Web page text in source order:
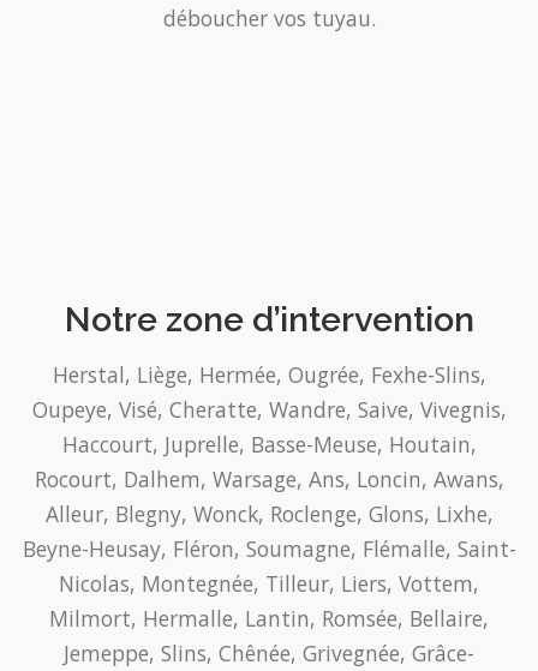
déboucher vos tuyau.
Notre zone d’intervention
Herstal, Liège, Hermée, Ougrée, Fexhe-Slins,
Oupeye, Visé, Cheratte, Wandre, Saive, Vivegnis,
Haccourt, Juprelle, Basse-Meuse, Houtain,
Rocourt, Dalhem, Warsage, Ans, Loncin, Awans,
Alleur, Blegny, Wonck, Roclenge, Glons, Lixhe,
Beyne-Heusay, Fléron, Soumagne, Flémalle, Saint-
Nicolas, Montegnée, Tilleur, Liers, Vottem,
Milmort, Hermalle, Lantin, Romsée, Bellaire,
Jemeppe, Slins, Chênée, Grivegnée, Grâce-